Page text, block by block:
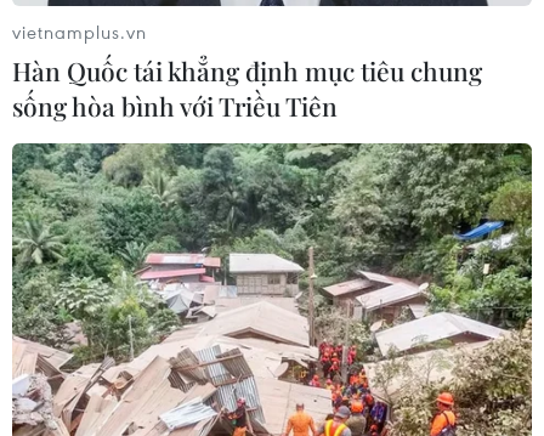
Theo dõi VietnamPlus
TIN LIÊN QUAN
vietnamplus.vn
Hàn Quốc tái khẳng định mục tiêu chung
sống hòa bình với Triều Tiên